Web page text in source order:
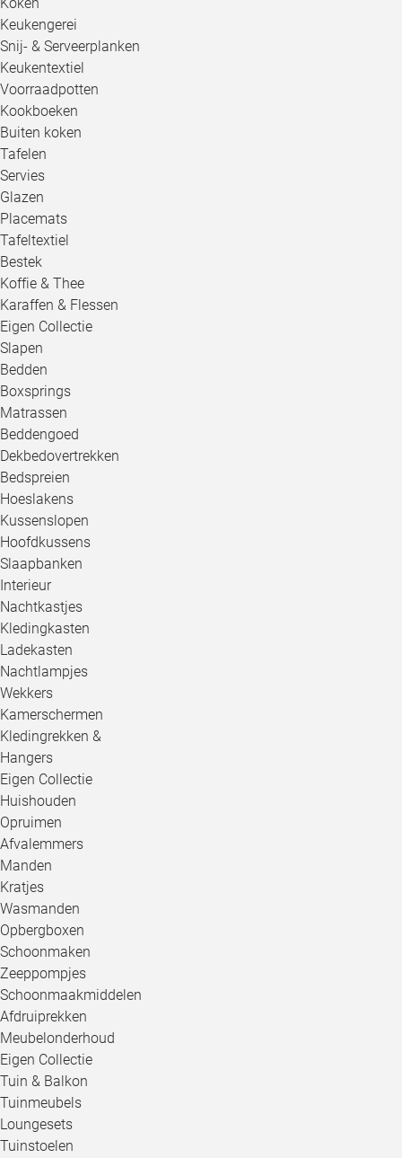
Keukengerei
Snij- & Serveerplanken
Keukentextiel
Voorraadpotten
Kookboeken
Buiten koken
Tafelen
Servies
Glazen
Placemats
Tafeltextiel
Bestek
Koffie & Thee
Karaffen & Flessen
Eigen Collectie
Slapen
Bedden
Boxsprings
Matrassen
Beddengoed
Dekbedovertrekken
Bedspreien
Hoeslakens
Kussenslopen
Hoofdkussens
Slaapbanken
Interieur
Nachtkastjes
Kledingkasten
Ladekasten
Nachtlampjes
Wekkers
Kamerschermen
Kledingrekken &
Hangers
Eigen Collectie
Huishouden
Opruimen
Afvalemmers
Manden
Kratjes
Wasmanden
Opbergboxen
Schoonmaken
Zeeppompjes
Schoonmaakmiddelen
Afdruiprekken
Meubelonderhoud
Eigen Collectie
Tuin & Balkon
Tuinmeubels
Loungesets
Tuinstoelen